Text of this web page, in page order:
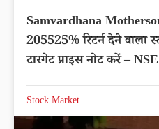
Samvardhana
205525% रिटर्न देने वाला
टारगेट प्राइस नोट करें –
Stock Market